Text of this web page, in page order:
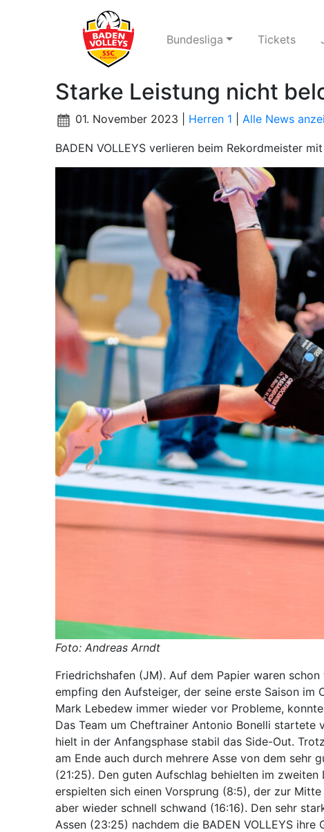
Bundesliga Tickets
Starke Leistung nicht
01. November 2023 | Herren 1 Alle News
BADEN VOLLEYS verlieren beim Rekordmeister
Foto: Andreas Arndt
Friedrichshafen (JM). Auf dem Papier waren
empfing den Aufsteiger, der seine erste Saison im
Mark Lebedew immer wieder vor Probleme,
Das Team um Cheftrainer Antonio Bonelli startete
hielt in der Anfangsphase stabil das Side-Out.
am Ende auch durch mehrere Asse von dem sehr
(21:25). Den guten Aufschlag behielten im
erspielten sich einen Vorsprung (8:5), der zur
aber wieder schnell schwand (16:16). Den sehr
Assen (23:25) nachdem die BADEN VOLLEYS